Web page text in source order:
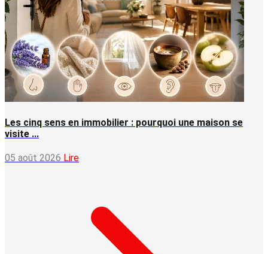
Les cinq sens en immobilier : pourquoi une maison se
visite ...
05 août 2026 Lire